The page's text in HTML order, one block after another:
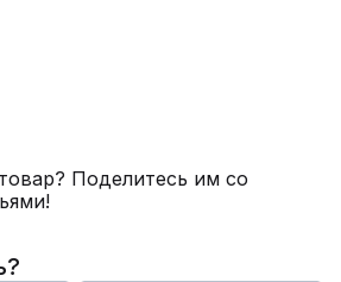
Поделитесь им со